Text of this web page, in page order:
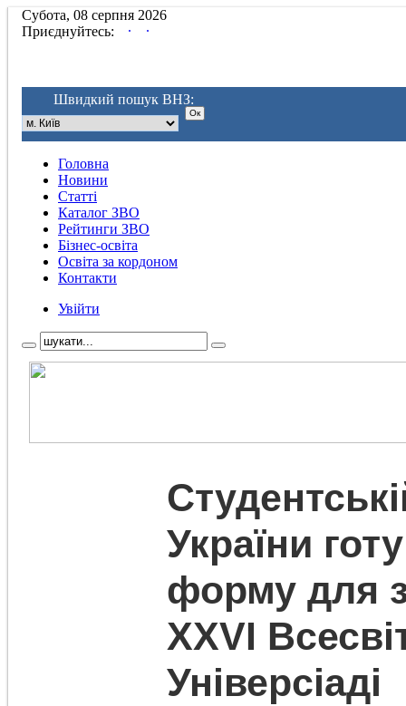
Субота, 08 серпня 2026
Приєднуйтесь:
. .
Швидкий пошук ВНЗ:
Головна
Новини
Статті
Каталог ЗВО
Рейтинги ЗВО
Бізнес-освіта
Освіта за кордоном
Контакти
Увійти
України
форму для
ХХVІ
Універсіаді